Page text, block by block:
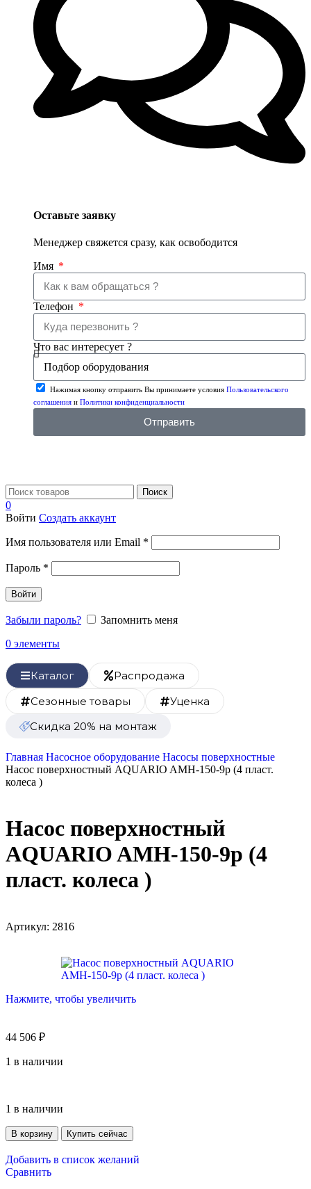
Оставьте заявку
Менеджер свяжется сразу, как освободится
Имя
Телефон
Что вас интересует ?
Нажимая кнопку отправить Вы принимаете условия Пользовательского
соглашения и Политики конфиденциальности
Отправить
Поиск
0
Войти Создать аккаунт
Имя пользователя или Email *
Пароль *
Войти
Забыли пароль?
Запомнить меня
0 элементы
Каталог
Распродажа
Сезонные товары
Уценка
Скидка 20% на монтаж
Главная Насосное оборудование Насосы поверхностные
Насос поверхностный AQUARIO AMH-150-9р (4 пласт.
колеса )
Насос поверхностный
AQUARIO AMH-150-9р (4
пласт. колеса )
Артикул: 2816
Нажмите, чтобы увеличить
44 506 ₽
1 в наличии
1 в наличии
В корзину Купить сейчас
Добавить в список желаний
Сравнить